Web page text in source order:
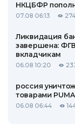
НКЦБФР
07.08 06:13
Ликвидация
завершена:
вкладчикам
06.08 10:20
россия
товарами PUMA
06.08 06:44